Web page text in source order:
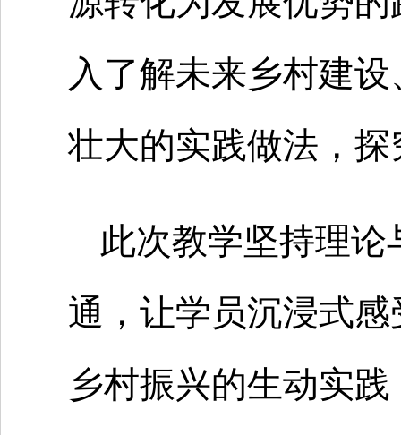
入了解未来乡村建
壮大的实践做法，
此次教学坚持理
通，让学员沉浸式
乡村振兴的生动实